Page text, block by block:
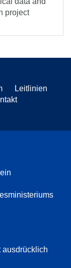
project
Leitlinien
ausdrücklich